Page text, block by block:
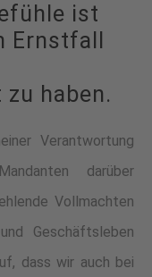
ist
haben.
Verantwortung
darüber
Vollmachten
Geschäftsleben
dass wir auch bei